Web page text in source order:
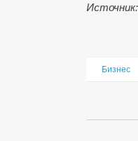
Источник:
Бизнес